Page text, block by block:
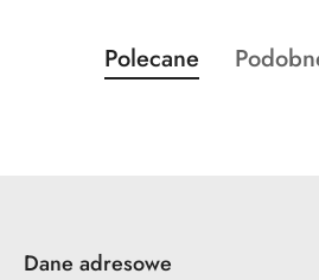
Pomiń karuzelę produktów
Produkty
o
Polecane
Dane adresowe